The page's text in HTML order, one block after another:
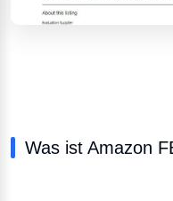
Was ist Amazon